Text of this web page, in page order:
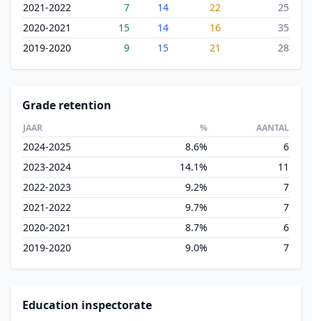
2021-2022
7 14 22
25
2020-2021
15 14 16
35
2019-2020
9 15 21 28
Grade retention
JAAR % AANTAL
2024-2025 8.6%
6
2023-2024
14.1%
11
2022-2023
9.2%
7
2021-2022
9.7%
7
2020-2021
8.7%
6
2019-2020
9.0% 7
Education inspectorate